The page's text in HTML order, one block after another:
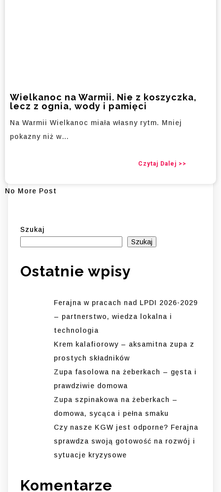
Wielkanoc na Warmii. Nie z koszyczka,
lecz z ognia, wody i pamięci
Na Warmii Wielkanoc miała własny rytm. Mniej
pokazny niż w…
Czytaj Dalej >>
No More Post
Szukaj
Szukaj
Ostatnie wpisy
Ferajna w pracach nad LPDI 2026-2029
– partnerstwo, wiedza lokalna i
technologia
Krem kalafiorowy – aksamitna zupa z
prostych składników
Zupa fasolowa na żeberkach – gęsta i
prawdziwie domowa
Zupa szpinakowa na żeberkach –
domowa, sycąca i pełna smaku
Czy nasze KGW jest odporne? Ferajna
sprawdza swoją gotowość na rozwój i
sytuacje kryzysowe
Komentarze